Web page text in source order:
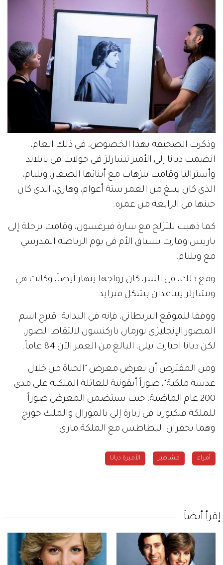
وذكرت الصحيفة بهذا الخصوص، في ذلك العام،
انضمت ديانا إلى الأمير تشارلز في جولات في تايلاند
وأستراليا وقامت بنزهات مع أبنائها الصغار، ويليام،
الذي كان يبلغ من العمر ستة أعوام، وهاري، الذي كان
حينها في الرابعة من عمره.
كما ذهبت للتزلج مع سارة فيرغسون، وقامت برحلة إلى
باريس وفازت بسباق الأم في يوم الرياضة المدرسي
مع ويليام.
ومع ذلك، في السر، كان زواجها ينهار أيضاً، وكانت هي
وتشارلز يتباعدان بشكل متزايد.
ووفقا للموقع البريطاني، فإنه في البداية اقترح اسم
المصور الإنجليزي نورمان باركنسون لالتقاط الصور،
لكن ديانا اختارت بيلي، البالغ من العمر الآن 84 عاماً.
ومن المفترض أن يعرض معرض "الحياة من خلال
عدسة ملكية"، صوراً أيقونية للعائلة الملكية على مدى
200 عام الماضية، حيث سيتضمن المعرض صوراً
للملكة فيكتوريا في زيارة إلى بالمورال والملك جورج
وهما يحفران البطاطس مع الملكة ماري.
أمراء مشاهير الأميرة ديانا
إقرأ أيضاً